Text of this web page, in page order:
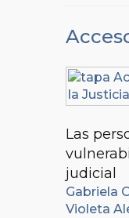
Las
judicial
Gabriela
Violeta